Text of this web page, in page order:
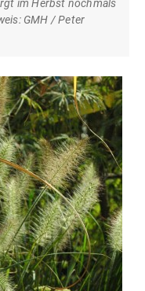
im Herbst nochmals
GMH / Peter